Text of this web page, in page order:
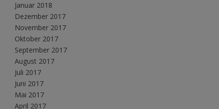
Januar 2018
Dezember 2017
November 2017
Oktober 2017
September 2017
August 2017
Juli 2017
Juni 2017
Mai 2017
April 2017